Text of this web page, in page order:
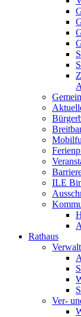
ILE
Rathaus
Ver-